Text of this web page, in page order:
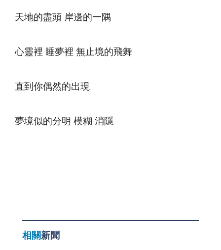
天地的盡頭 岸邊的一隅
心靈裡 睡夢裡 無止境的飛舞
直到你偶然的出現
夢境似的分明 模糊 消隱
相關新聞